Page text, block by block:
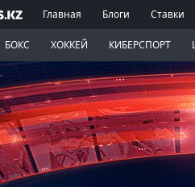
Главная Блоги Ставки
БОКС ХОККЕЙ КИБЕРСПОРТ